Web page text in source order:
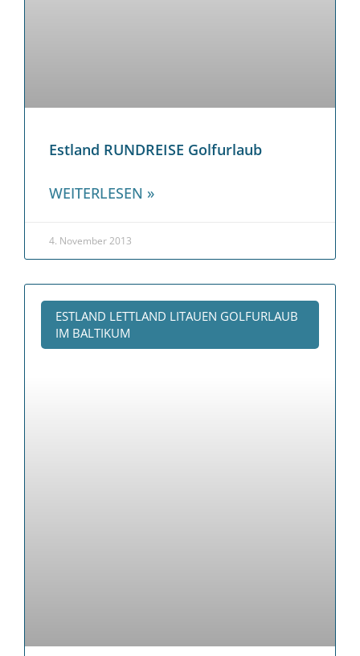
Estland RUNDREISE Golfurlaub
WEITERLESEN »
4. November 2013
ESTLAND LETTLAND LITAUEN GOLFURLAUB
IM BALTIKUM